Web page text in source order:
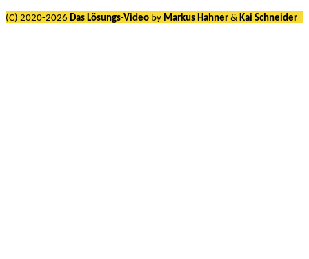
(C) 2020-2026 Das Lösungs-Video by Markus Hahner & Kai Schneider